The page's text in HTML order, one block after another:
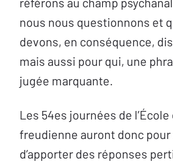
nous nous questionnons et
devons, en conséquence,
mais aussi pour qui, une
jugée marquante.
Les 54es journées de l’École
freudienne auront donc
d’apporter des réponses